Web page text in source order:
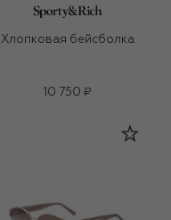
Хлопковая бейсболка
10 750 ₽